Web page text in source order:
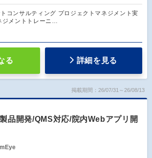
コンサルティング プロジェクトマネジメント実
ジメントトレーニ…
る 詳細を見る
掲載期間：26/07/31～26/08/13
品開発/QMS対応/院内Webアプリ開